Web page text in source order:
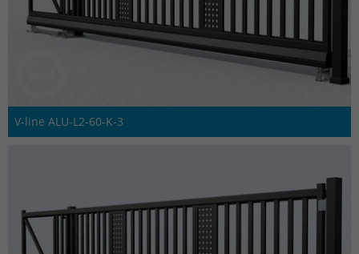
V-line ALU-L2-60-K-3